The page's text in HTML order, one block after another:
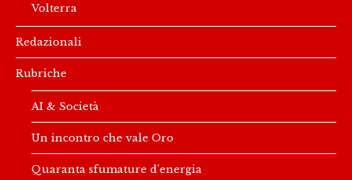
Volterra
Redazionali
Rubriche
AI & Società
Un incontro che vale Oro
Quaranta sfumature d’energia